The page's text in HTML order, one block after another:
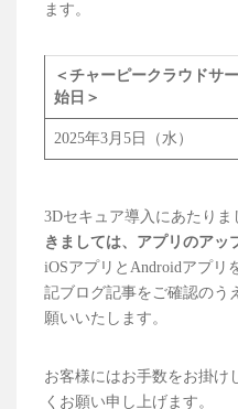
ます。
＜チャーピークラウドサ
始日＞
2025年3月5日（水）
3Dセキュア導入にあたりま
きましては、アプリのアッ
iOSアプリとAndroidアプリ
記ブログ記事をご確認のう
願いいたします。
お客様にはお手数をお掛け
くお願い申し上げます。